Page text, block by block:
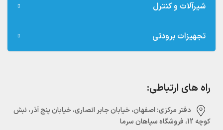
شیرآلات و کنترل
تجهیزات برودتی
راه های ارتباطی:
دفتر مرکزی:‌ اصفهان، خیابان جابر انصاری، خیابان پنج آذر، نبش
کوچه 12، فروشگاه سپاهان سرما